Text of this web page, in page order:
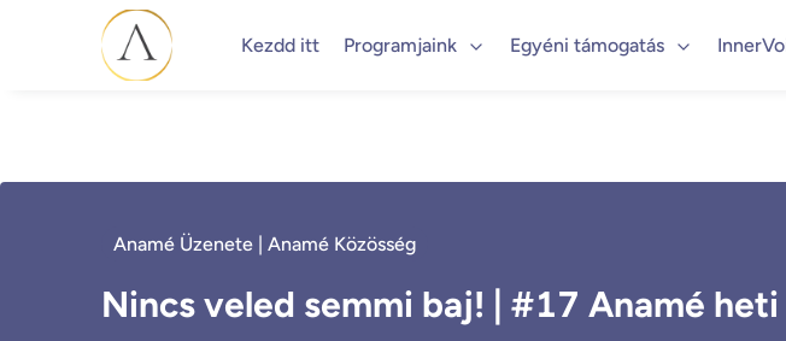
Kezdd itt Programjaink Egyéni támogatás
Anamé Üzenete | Anamé Közösség
Nincs veled semmi baj! | #17 Anamé